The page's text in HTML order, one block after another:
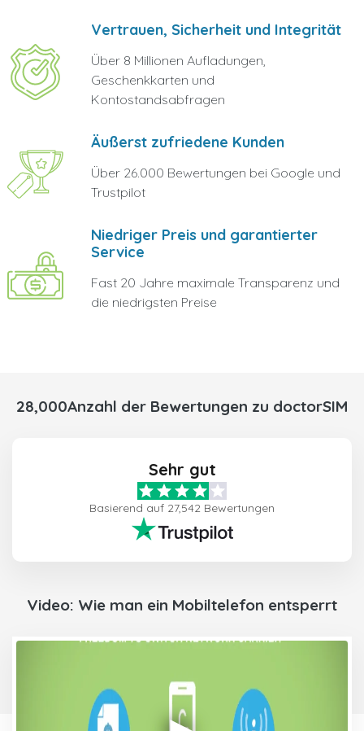
Vertrauen, Sicherheit und Integrität
Über 8 Millionen Aufladungen,
Geschenkkarten und
Kontostandsabfragen
Äußerst zufriedene Kunden
Über 26.000 Bewertungen bei Google und
Trustpilot
Niedriger Preis und garantierter
Service
Fast 20 Jahre maximale Transparenz und
die niedrigsten Preise
28,000Anzahl der Bewertungen zu doctorSIM
Sehr gut
Basierend auf 27,542 Bewertungen
Video: Wie man ein Mobiltelefon entsperrt